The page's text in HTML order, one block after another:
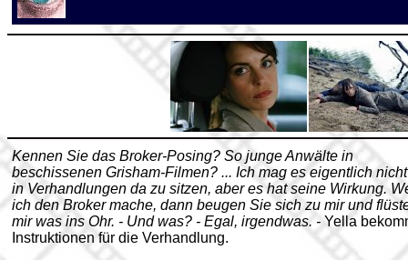
Kennen Sie das Broker-Posing? So junge Anwälte in
beschissenen Grisham-Filmen? ... Ich mag es eigentlich
in Verhandlungen da zu sitzen, aber es hat seine Wirkung.
ich den Broker mache, dann beugen Sie sich zu mir und
mir was ins Ohr. - Und was? - Egal, irgendwas. -Yella
Instruktionen für die Verhandlung.